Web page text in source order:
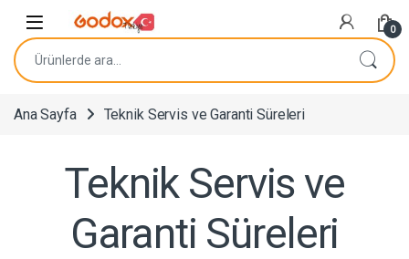
0
Ara:
Ana Sayfa Teknik Servis ve Garanti Süreleri
Teknik Servis ve
Garanti Süreleri